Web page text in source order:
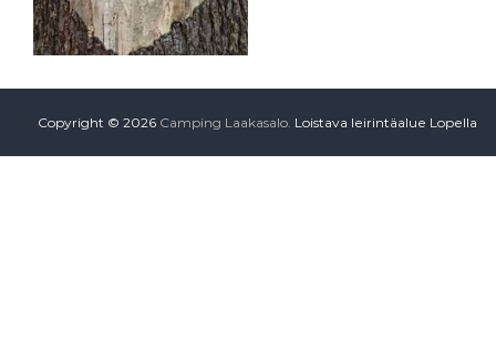
Copyright © 2026 Camping Laakasalo. Loistava leirintäalue Lopella